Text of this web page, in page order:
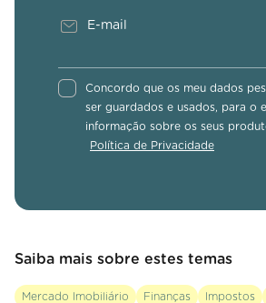
Concordo que os meu dados
ser guardados e usados, para o
informação sobre os seus
Política de Privacidade
Saiba mais sobre estes temas
Mercado Imobiliário Finanças Impostos